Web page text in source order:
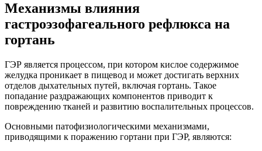
Механизмы влияния
гастроэзофагеального рефлюкса на
гортань
ГЭР является процессом, при котором кислое содержимое
желудка проникает в пищевод и может достигать верхних
отделов дыхательных путей, включая гортань. Такое
попадание раздражающих компонентов приводит к
повреждению тканей и развитию воспалительных процессов.
Основными патофизиологическими механизмами,
приводящими к поражению гортани при ГЭР, являются: